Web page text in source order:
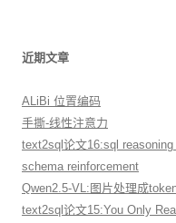
近期文章
ALiBi 位置编码
手撕-线性注意力
text2sql论文16:sql
schema reinforcement
Qwen2.5-VL:图片处理成
text2sql论文15:You Only